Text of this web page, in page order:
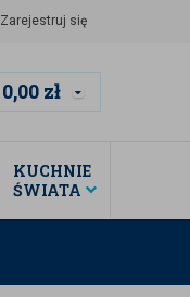
Zarejestruj się
0,00 zł
KUCHNIE
ŚWIATA